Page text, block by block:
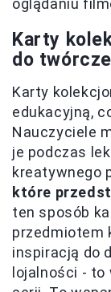
oglądaniu
Karty
do
Karty
edukacyjną,
Nauczyciele
je podczas
kreatywnego
które
ten sposób
przedmiotem
inspiracją do
lojalności -